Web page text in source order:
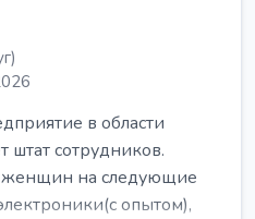
в области
штат сотрудников.
на следующие
опытом),